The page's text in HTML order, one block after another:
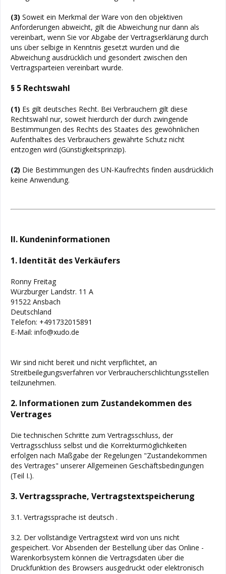
(3) Soweit ein Merkmal der Ware von den objektiven
Anforderungen abweicht, gilt die Abweichung nur dann als
vereinbart, wenn Sie vor Abgabe der Vertragserklärung durch
uns über selbige in Kenntnis gesetzt wurden und die
Abweichung ausdrücklich und gesondert zwischen den
Vertragsparteien vereinbart wurde.
§ 5 Rechtswahl
(1) Es gilt deutsches Recht. Bei Verbrauchern gilt diese
Rechtswahl nur, soweit hierdurch der durch zwingende
Bestimmungen des Rechts des Staates des gewöhnlichen
Aufenthaltes des Verbrauchers gewährte Schutz nicht
entzogen wird (Günstigkeitsprinzip).
(2) Die Bestimmungen des UN-Kaufrechts finden ausdrücklich
keine Anwendung.
II. Kundeninformationen
1. Identität des Verkäufers
Ronny Freitag
Würzburger Landstr. 11 A
91522 Ansbach
Deutschland
Telefon: +491732015891
E-Mail: info@xudo.de
Wir sind nicht bereit und nicht verpflichtet, an
Streitbeilegungsverfahren vor Verbraucherschlichtungsstellen
teilzunehmen.
2. Informationen zum Zustandekommen des
Vertrages
Die technischen Schritte zum Vertragsschluss, der
Vertragsschluss selbst und die Korrekturmöglichkeiten
erfolgen nach Maßgabe der Regelungen "Zustandekommen
des Vertrages" unserer Allgemeinen Geschäftsbedingungen
(Teil I.).
3. Vertragssprache, Vertragstextspeicherung
3.1. Vertragssprache ist deutsch .
3.2. Der vollständige Vertragstext wird von uns nicht
gespeichert. Vor Absenden der Bestellung über das Online -
Warenkorbsystem können die Vertragsdaten über die
Druckfunktion des Browsers ausgedruckt oder elektronisch